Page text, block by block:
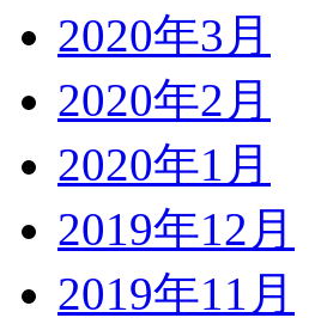
2020年3月
2020年2月
2020年1月
2019年12月
2019年11月